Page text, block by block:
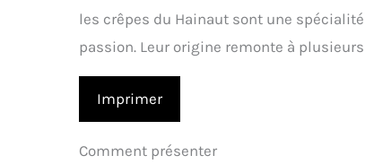
les crêpes du Hainaut sont une
passion. Leur origine remonte à
Imprimer
Comment présenter